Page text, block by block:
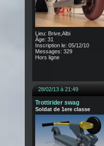
Lieu: Brive,Albi
Âge: 31
Inscription le: 05/12/10
Messages: 329
Hors ligne
28/02/13 à 21:49
Trottirider swag
Soldat de 1ere classe